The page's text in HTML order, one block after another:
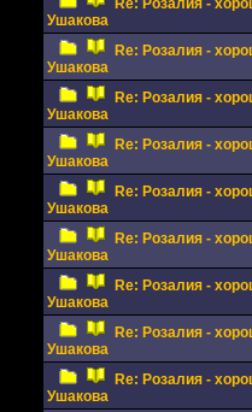
Re: Розалия -
Ушакова
Re: Розалия -
Ушакова
Re: Розалия -
Ушакова
Re: Розалия -
Ушакова
Re: Розалия -
Ушакова
Re: Розалия -
Ушакова
Re: Розалия -
Ушакова
Re: Розалия -
Ушакова
Re: Розалия -
Ушакова